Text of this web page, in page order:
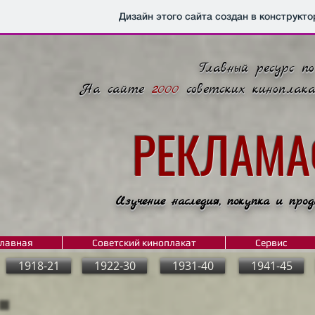
Дизайн этого сайта создан в
Главный ресурс
На сайте 2000 советских
Изучение наследия, покупка и
Советский киноплакат Сервис
1918-21 1922-30 1931-40 1941-45